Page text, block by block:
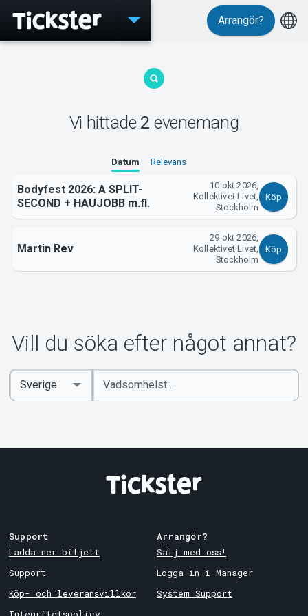
Evenemang
MyTickster
Support
Arrangör?
Vi hittade 2 evenemang
Datum Relevans
Bodyfest 2026: A SPLIT-
SECOND + HAUJOBB m.fl.
10 okt 2026,
Kollektivet Livet,
Stockholm
Köp
Martin Rev
29 okt 2026,
Kollektivet Livet,
Stockholm
Köp
Vill du söka efter något annat?
Ange
sökord
Select
Country
Support
Ladda ner biljett
Support
Köp- och leveransvillkor
Arrangör?
Sälj med oss!
Logga in i Manager
System Support